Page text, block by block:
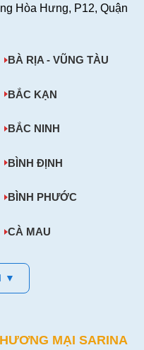
Hòa Hưng, P12, Quận
BÀ RỊA - VŨNG TÀU
BẮC KẠN
BẮC NINH
BÌNH ĐỊNH
BÌNH PHƯỚC
CÀ MAU
▼
MẠI SARINA